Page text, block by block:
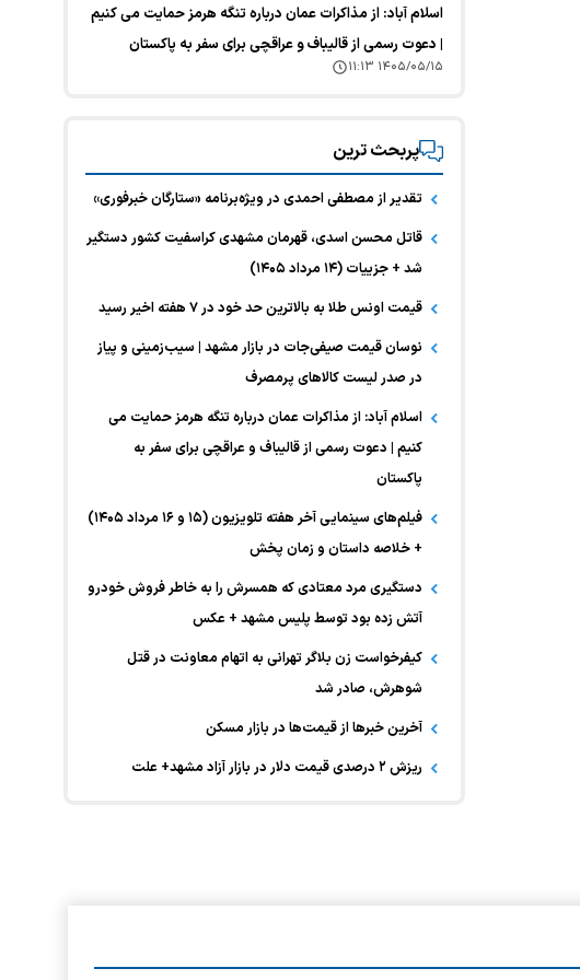
اسلام آباد: از مذاکرات عمان درباره تنگه هرمز حمایت می کنیم
| دعوت رسمی از قالیباف و عراقچی برای سفر به پاکستان
۱۴۰۵/۰۵/۱۵ ۱۱:۱۳
پربحث ترین
تقدیر از مصطفی احمدی در ویژه‌برنامه «ستارگان خبرفوری»
قاتل محسن اسدی، قهرمان مشهدی کراسفیت کشور دستگیر
شد + جزییات (۱۴ مرداد ۱۴۰۵)
قیمت اونس طلا به بالاترین حد خود در ۷ هفته اخیر رسید
نوسان قیمت صیفی‌جات در بازار مشهد | سیب‌زمینی و پیاز
در صدر لیست کالا‌های پرمصرف
اسلام آباد: از مذاکرات عمان درباره تنگه هرمز حمایت می
کنیم | دعوت رسمی از قالیباف و عراقچی برای سفر به
پاکستان
فیلم‌های سینمایی آخر هفته تلویزیون (۱۵ و ۱۶ مرداد ۱۴۰۵)
+ خلاصه داستان و زمان پخش
دستگیری مرد معتادی که همسرش را به خاطر فروش خودرو
آتش زده بود توسط پلیس مشهد + عکس
کیفرخواست زن بلاگر تهرانی به اتهام معاونت در قتل
شوهرش، صادر شد
آخرین خبر‌ها از قیمت‌ها در بازار مسکن
ریزش ۲ درصدی قیمت دلار در بازار آزاد مشهد+ علت